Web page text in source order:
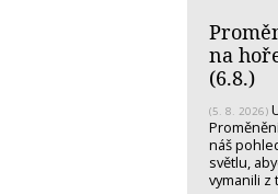
na
(6.8.)
(5. 8. 2026)
náš
světlu,
vymanili